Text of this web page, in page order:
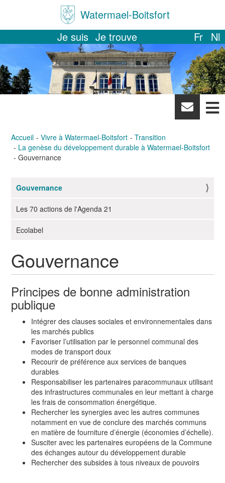
Watermael-Boitsfort
Je suis Je trouve Fr Nl
News
Accueil Vivre à Watermael-Boitsfort
Transition
La genèse du développement durable à Watermael-Boitsfort
Gouvernance
N
v
i
a
t
i
o
n
Gouvernance
Les 70 actions de l'Agenda 21
Ecolabel
Gouvernance
Principes de bonne administration
publique
Intégrer des clauses sociales et environnementales dans
les marchés publics
Favoriser l’utilisation par le personnel communal des
modes de transport doux
Recourir de préférence aux services de banques
durables
Responsabiliser les partenaires paracommunaux utilisant
des infrastructures communales en leur mettant à charge
les frais de consommation énergétique.
Rechercher les synergies avec les autres communes
notamment en vue de conclure des marchés communs
en matière de fourniture d’énergie (économies d’échelle).
Susciter avec les partenaires européens de la Commune
des échanges autour du développement durable
Rechercher des subsides à tous niveaux de pouvoirs